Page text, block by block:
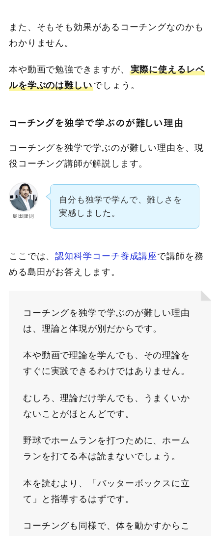
また、そもそも効果があるコーチングなのかも
わかりません。
本や動画で勉強できますが、 実際に使えるレベ
ルを学ぶのは難しいでしょう。
コーチングを独学で学ぶのが難しい理由
コーチングを独学で学ぶのが難しい理由を、現
役コーチング講師が解説します。
島田隆則
自分も独学で学んで、難しさを
実感しました。
ここでは、認知科学コーチ養成講座で講師を務
める島田がお答えします。
コーチングを独学で学ぶのが難しい理由
は、理論と体現が別だからです。
本や動画で理論を学んでも、その理論を
すぐに実践できるわけではありません。
むしろ、理論だけ学んでも、うまくいか
ないことがほとんどです。
野球でホームランを打つために、ホーム
ランを打てる本は読まないでしょう。
本を読むより、「バッターボックスに立
て」と指導するはずです。
コーチングも同様で、体を動かすからこ